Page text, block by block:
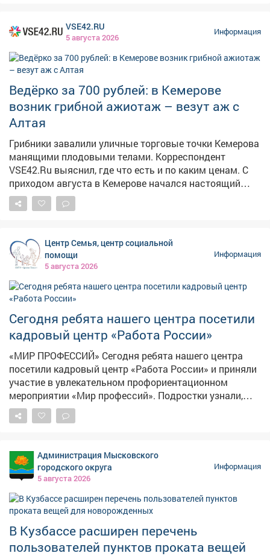
благоустройства дворов, капитального ремонта
домов, личные проблемы правового характера.
Попасть на прием по личным вопросам можно
каждые первую и третью среды месяца по адресу пр.
Строителей 18, общественная приемная граждан.
Предварительная запись по телефону: 2-75-04.
VSE42.RU
5 августа 2026
Информация
Ведёрко за 700 рублей: в Кемерове
возник грибной ажиотаж – везут аж с
Алтая
Грибники завалили уличные торговые точки Кемерова
манящими плодовыми телами. Корреспондент
VSE42.Ru выяснил, где что есть и по каким ценам. С
приходом августа в Кемерове начался настоящий
грибной бум: народные рынки так и распирает от
аппетитных грибочков, собранных вручную в лесу.
роскошные трофеи, а горожанам только и остаётся,
что разбирать лесное лакомство как горячие пирожки.
Центр Семья, центр социальной
помощи
5 августа 2026
Информация
Сегодня ребята нашего центра посетили
кадровый центр «Работа России»
«МИР ПРОФЕССИЙ» Сегодня ребята нашего центра
посетили кадровый центр «Работа России» и приняли
участие в увлекательном профориентационном
мероприятии «Мир профессий». Подростки узнали,
какие профессии востребованы в Кузбассе и стране,
чем они отличаются друг от друга и какую пользу
ребят шахтёрские специальности: подробно
разобрали, кто такие шахтёры, какими навыками
нужно обладать, чтобы работать в этой важной
своего дела. Ребята с большим вниманием изучали
требования к разным профессиям - теперь они знают,
что важно не только желание, но и упорство, знания и
здоровье! Такие встречи помогают детям сделать
Администрация Мысковского
городского округа
5 августа 2026
Информация
В Кузбассе расширен перечень
пользователей пунктов проката вещей